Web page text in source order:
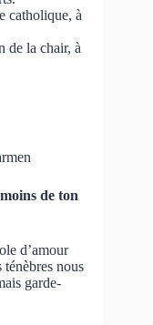
catholique, à
de la chair, à
de ton
d’amour
ténèbres nous
garde-